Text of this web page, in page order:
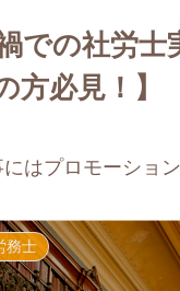
での社労士
方必見！】
はプロモーション
務士